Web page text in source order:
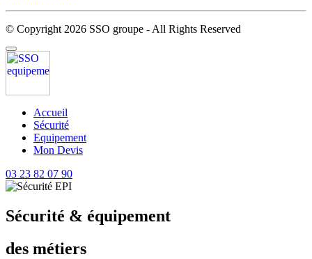
© Copyright 2026 SSO groupe - All Rights Reserved
Accueil
Sécurité
Equipement
Mon Devis
03 23 82 07 90
Sécurité & équipement
des métiers